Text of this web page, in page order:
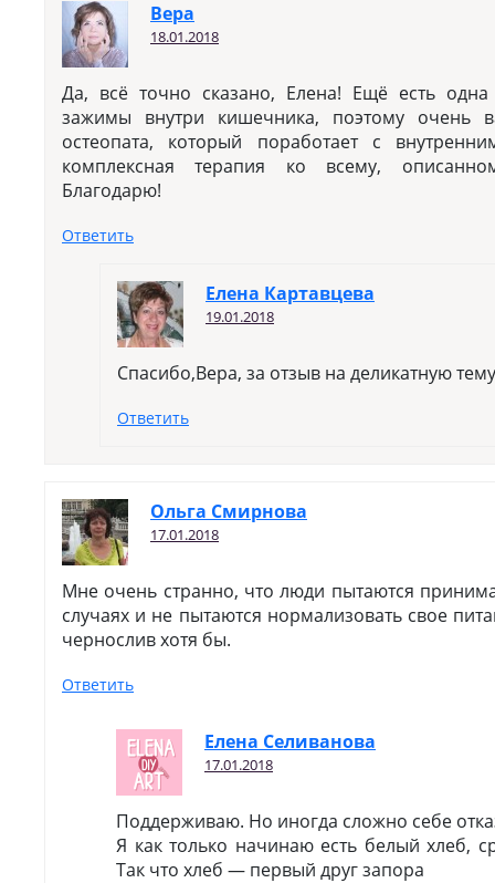
Вера
18.01.2018
Да, всё точно сказано, Елена! Ещё есть
зажимы внутри кишечника, поэтому очень
остеопата, который поработает с
комплексная терапия ко всему,
Благодарю!
Ответить
Елена Картавцева
19.01.2018
Спасибо,Вера, за отзыв на деликатную
Ответить
Ольга Смирнова
17.01.2018
Мне очень странно, что люди пытаются
случаях и не пытаются нормализовать свое
чернослив хотя бы.
Ответить
Елена Селиванова
17.01.2018
Поддерживаю. Но иногда сложно себе
Я как только начинаю есть белый хлеб,
Так что хлеб — первый друг запора